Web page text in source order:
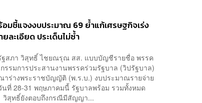
มชี้แจงงบประมาณ 69 ย้ำแก้เศรษฐกิจเร่ง
ะเอียด ประเด็นไม่ซ้ำ
ฐสภา วิสุทธิ์ ไชยณรุณ สส. แบบบัญชีรายชื่อ พรรค
รรมการประสานงานพรรคร่วมรัฐบาล (วิปรัฐบาล)
าร่างพระราชบัญญัติ (พ.ร.บ.) งบประมาณรายจ่าย
ที่ 28-31 พฤษภาคมนี้ รัฐบาลพร้อม รวมทั้งหมด
สุทธิ์ยังตอบถึงกรณีมีสัญญา...